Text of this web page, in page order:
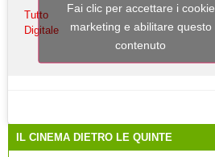
Tutto
Digitale
Fai clic per accettare i cookie
marketing e abilitare questo
contenuto
IL CINEMA DIETRO LE QUINTE